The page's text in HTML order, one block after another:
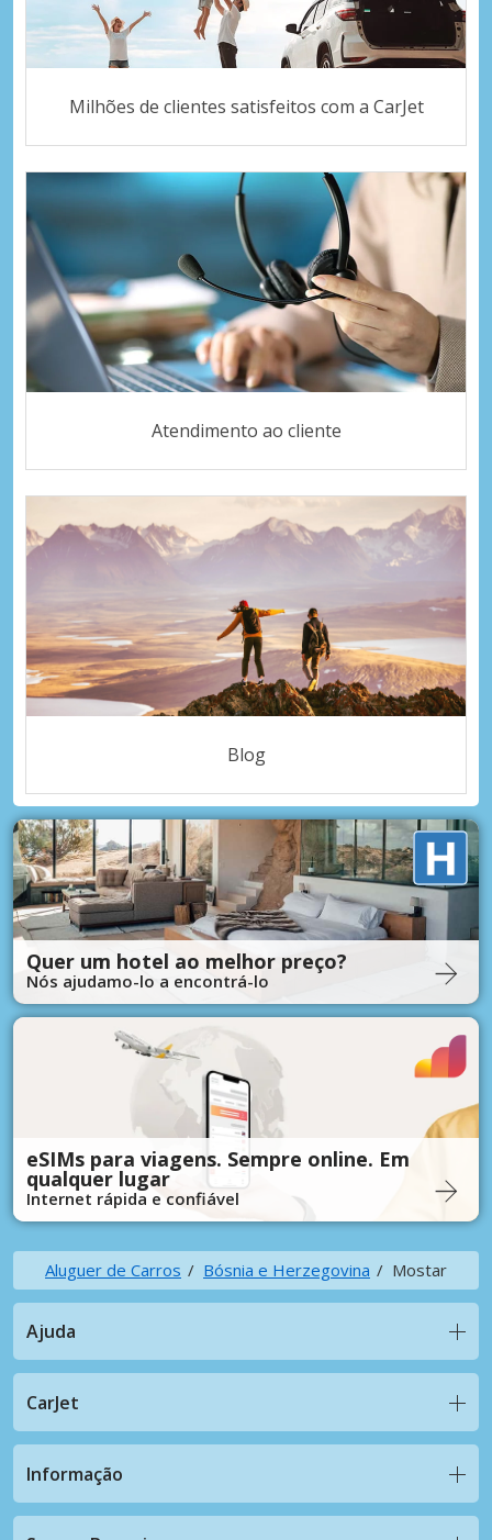
Milhões de clientes satisfeitos com a CarJet
Atendimento ao cliente
Blog
Quer um hotel ao melhor preço?
Nós ajudamo-lo a encontrá-lo
eSIMs para viagens. Sempre online. Em
qualquer lugar
Internet rápida e confiável
Aluguer de Carros Bósnia e Herzegovina Mostar
Ajuda
CarJet
Informação